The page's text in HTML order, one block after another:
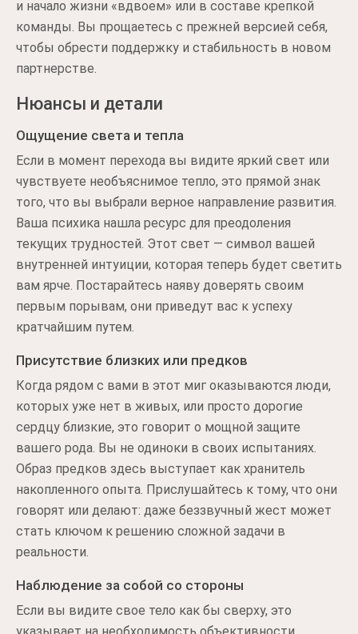
и начало жизни «вдвоем» или в составе крепкой
команды. Вы прощаетесь с прежней версией себя,
чтобы обрести поддержку и стабильность в новом
партнерстве.
Нюансы и детали
Ощущение света и тепла
Если в момент перехода вы видите яркий свет или
чувствуете необъяснимое тепло, это прямой знак
того, что вы выбрали верное направление развития.
Ваша психика нашла ресурс для преодоления
текущих трудностей. Этот свет — символ вашей
внутренней интуиции, которая теперь будет светить
вам ярче. Постарайтесь наяву доверять своим
первым порывам, они приведут вас к успеху
кратчайшим путем.
Присутствие близких или предков
Когда рядом с вами в этот миг оказываются люди,
которых уже нет в живых, или просто дорогие
сердцу близкие, это говорит о мощной защите
вашего рода. Вы не одиноки в своих испытаниях.
Образ предков здесь выступает как хранитель
накопленного опыта. Прислушайтесь к тому, что они
говорят или делают: даже беззвучный жест может
стать ключом к решению сложной задачи в
реальности.
Наблюдение за собой со стороны
Если вы видите свое тело как бы сверху, это